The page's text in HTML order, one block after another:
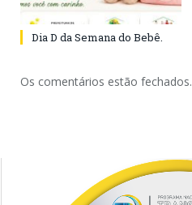
Dia D da Semana do Bebê.
Os comentários estão fechados.